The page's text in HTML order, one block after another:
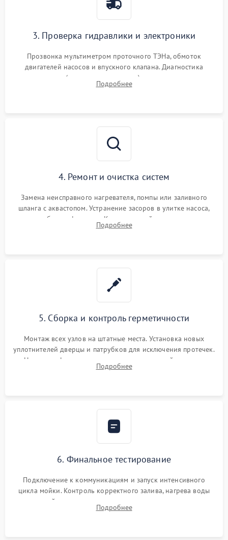
3. Проверка гидравлики и электроники
Прозвонка мультиметром проточного ТЭНа, обмоток
двигателей насосов и впускного клапана. Диагностика
прессостата (датчика уровня воды), датчика мутности,
концевика дверцы и электронного модуля управления.
Подробнее
4. Ремонт и очистка систем
Замена неисправного нагревателя, помпы или заливного
шланга с аквастопом. Устранение засоров в улитке насоса,
патрубках и фильтрах. Компонентный ремонт платы
управления, восстановление поврежденной проводки.
Подробнее
5. Сборка и контроль герметичности
Монтаж всех узлов на штатные места. Установка новых
уплотнителей дверцы и патрубков для исключения протечек.
Надежная фиксация хомутов гидравлической системы,
сборка корпуса и установка датчика поплавка.
Подробнее
6. Финальное тестирование
Подключение к коммуникациям и запуск интенсивного
цикла мойки. Контроль корректного залива, нагрева воды
до нужной температуры, отсутствия посторонних шумов,
штатного слива и абсолютной сухости в поддоне.
Подробнее